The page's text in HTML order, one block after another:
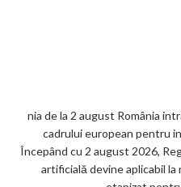
nia de la 2 august România
cadrului european pentru
Începând cu 2 august 2026,
artificială devine aplicabil la